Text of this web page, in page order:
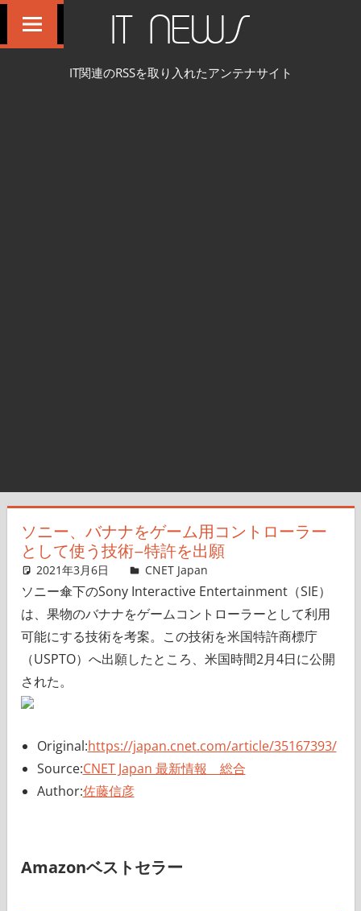
IT NEWS
IT関連のRSSを取り入れたアンテナサイト
ソニー、バナナをゲーム用コントローラー
として使う技術–特許を出願
2021年3月6日 佐藤信彦
CNET Japan
ソニー傘下のSony Interactive Entertainment（SIE）
は、果物のバナナをゲームコントローラーとして利用
可能にする技術を考案。この技術を米国特許商標庁
（USPTO）へ出願したところ、米国時間2月4日に公開
された。
Original:https://japan.cnet.com/article/35167393/
Source:CNET Japan 最新情報 総合
Author:佐藤信彦
Amazonベストセラー